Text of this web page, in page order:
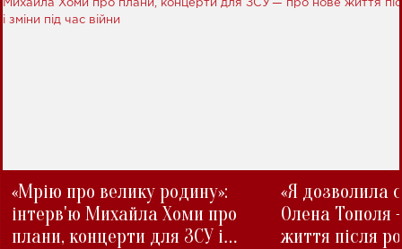
«Мрію про велику родину»:
інтерв'ю Михайла Хоми про
плани, концерти для ЗСУ і
«Я дозволила
Олена Тополя
життя після